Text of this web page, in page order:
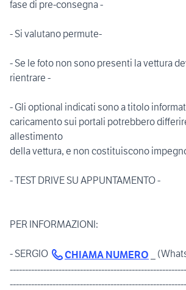
fase di pre-consegna -
- Si valutano permute-
- Se le foto non sono presenti la vettura
rientrare -
- Gli optional indicati sono a titolo
caricamento sui portali potrebbero
allestimento
della vettura, e non costituiscono
- TEST DRIVE SU APPUNTAMENTO -
PER INFORMAZIONI:
- SERGIO CHIAMA NUMERO _